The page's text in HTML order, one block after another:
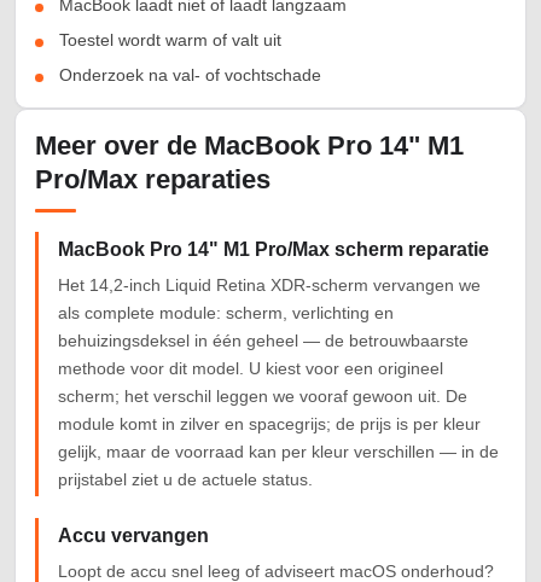
MacBook laadt niet of laadt langzaam
Toestel wordt warm of valt uit
Onderzoek na val- of vochtschade
Meer over de MacBook Pro 14" M1
Pro/Max reparaties
MacBook Pro 14" M1 Pro/Max scherm reparatie
Het 14,2-inch Liquid Retina XDR-scherm vervangen we
als complete module: scherm, verlichting en
behuizingsdeksel in één geheel — de betrouwbaarste
methode voor dit model. U kiest voor een origineel
scherm; het verschil leggen we vooraf gewoon uit. De
module komt in zilver en spacegrijs; de prijs is per kleur
gelijk, maar de voorraad kan per kleur verschillen — in de
prijstabel ziet u de actuele status.
Accu vervangen
Loopt de accu snel leeg of adviseert macOS onderhoud?